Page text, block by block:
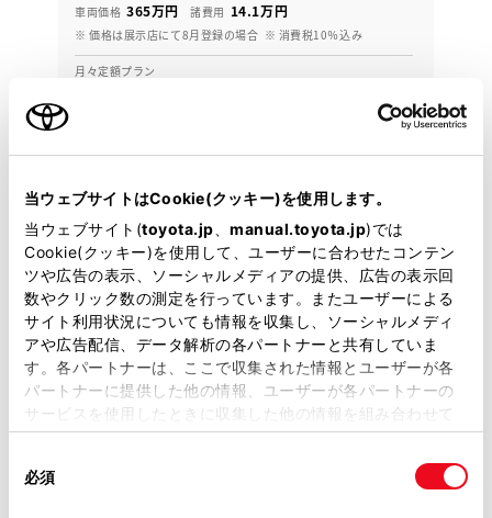
当ウェブサイトはCookie(クッキー)を使用します。
当ウェブサイト(toyota.jp manual.toyota.jp)では
Cookie(クッキー)を使用して、ユーザーに合わせたコンテン
ツや広告の表示、ソーシャルメディアの提供、広告の表示回
数やクリック数の測定を行っています。またユーザーによる
サイト利用状況についても情報を収集し、ソーシャルメディ
アや広告配信、データ解析の各パートナーと共有していま
す。各パートナーは、ここで収集された情報とユーザーが各
パートナーに提供した他の情報、ユーザーが各パートナーの
サービスを使用したときに収集した他の情報を組み合わせて
使用することがあります。当ウェブサイトの使用を続行する
必須
車両価格 365万円 諸費用 14.1万円
※ 価格は展示店にて8月登録の場合 ※ 消費税10％込み
月々定額プラン
年式 2023年(R5年) 走行 64,000km
ロングラン保証付
ハイブリッド保証付
トヨタカローラネッツ岐阜 カーロッツ大垣
各種お問い合わせ
0584-81-1301